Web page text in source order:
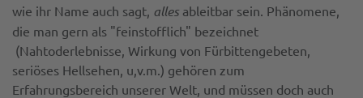
wie ihr Name auch sagt, alles ableitbar sein. Phänomene,
die man gern als "feinstofflich" bezeichnet
(Nahtoderlebnisse, Wirkung von Fürbittengebeten,
seriöses Hellsehen, u,v.m.) gehören zum
Erfahrungsbereich unserer Welt, und müssen doch auch